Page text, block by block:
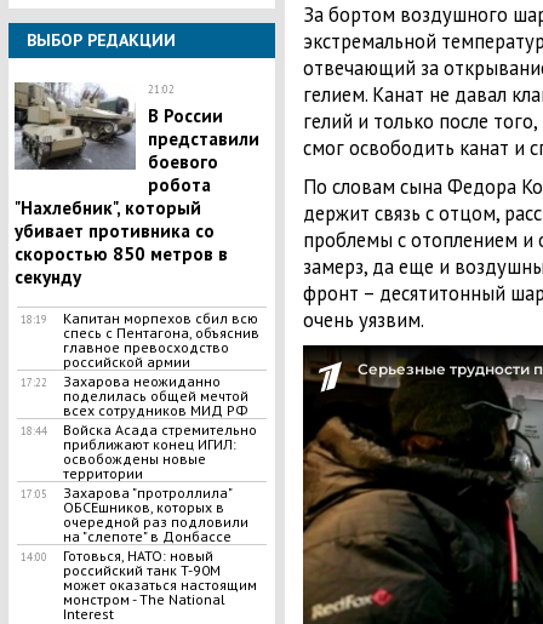
ВЫБОР РЕДАКЦИИ
21:02
В России
представили
боевого
робота
"Нахлебник", который
убивает противника со
скоростью 850 метров в
секунду
18:19
Капитан морпехов сбил всю
спесь с Пентагона, объяснив
главное превосходство
российской армии
17:22
Захарова неожиданно
поделилась общей мечтой
всех сотрудников МИД РФ
18:44
Войска Асада стремительно
приближают конец ИГИЛ:
освобождены новые
территории
17:05
Захарова "протроллила"
ОБСЕшников, которых в
очередной раз подловили
на "слепоте" в Донбассе
14:00
Готовься, НАТО: новый
российский танк T-90M
может оказаться настоящим
монстром - The National
Interest
За бортом воздушного
экстремальной
отвечающий за
гелием. Канат не давал
гелий и только после
смог освободить канат и
По словам сына Федора
держит связь с отцом,
проблемы с отоплением и
замерз, да еще и
фронт – десятитонный
очень уязвим.